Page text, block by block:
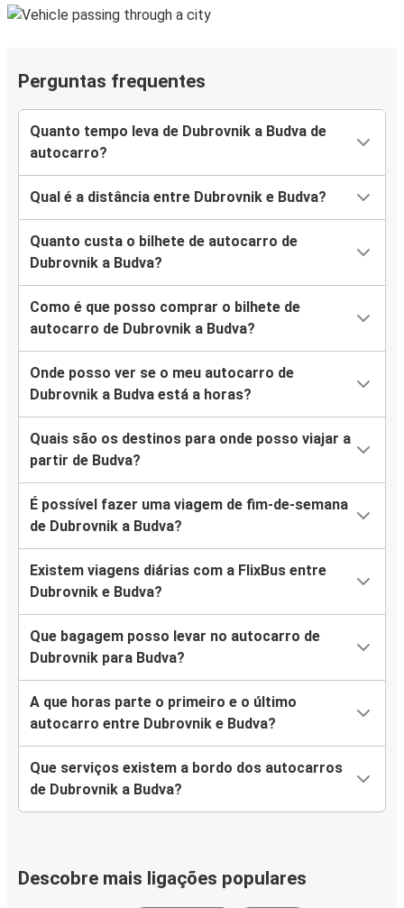
Perguntas frequentes
Quanto tempo leva de Dubrovnik a Budva de
autocarro?
Qual é a distância entre Dubrovnik e Budva?
Quanto custa o bilhete de autocarro de
Dubrovnik a Budva?
Como é que posso comprar o bilhete de
autocarro de Dubrovnik a Budva?
Onde posso ver se o meu autocarro de
Dubrovnik a Budva está a horas?
Quais são os destinos para onde posso viajar a
partir de Budva?
É possível fazer uma viagem de fim-de-semana
de Dubrovnik a Budva?
Existem viagens diárias com a FlixBus entre
Dubrovnik e Budva?
Que bagagem posso levar no autocarro de
Dubrovnik para Budva?
A que horas parte o primeiro e o último
autocarro entre Dubrovnik e Budva?
Que serviços existem a bordo dos autocarros
de Dubrovnik a Budva?
Descobre mais ligações populares